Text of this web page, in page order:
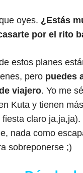
oyes. ¿Estás
por el rito
estos planes
pero puedes
viajero. Yo me
Kuta y tienen
claro ja,ja,ja).
nada como
sobreponerse ;)